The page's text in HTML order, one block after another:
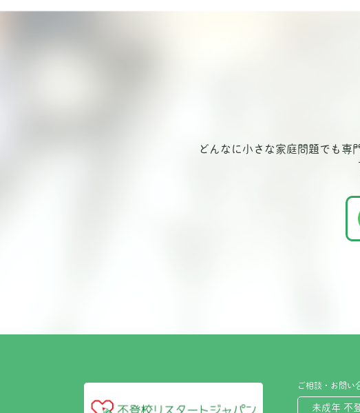
どんなに小さな家庭問題でも専
ご相談・お問い
未成年 不